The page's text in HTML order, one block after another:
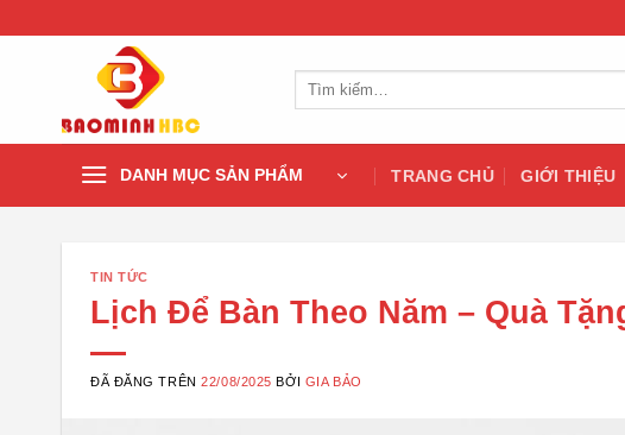
Tìm
DANH MỤC SẢN PHẨM TRANG CHỦ GIỚI THIỆU
TIN TỨC
Lịch Để Bàn Theo Năm – Quà
ĐÃ ĐĂNG TRÊN22/08/2025 BỞI GIA BẢO